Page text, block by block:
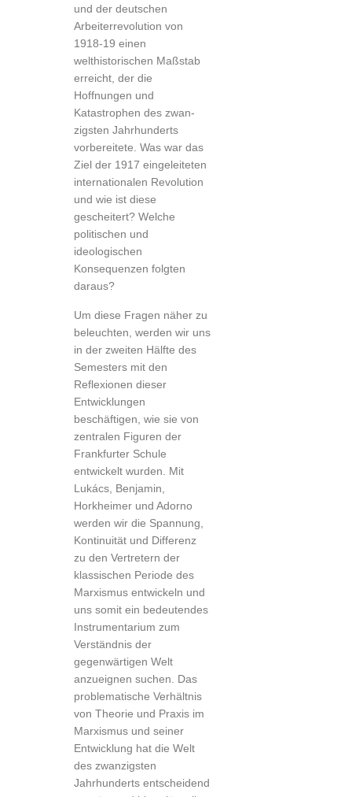
und der deutschen
Arbeiterrevolution von
1918-19 einen
welthistorischen Maßstab
erreicht, der die
Hoffnungen und
Katastrophen des zwan­
zigsten Jahrhunderts
vorbereitete. Was war das
Ziel der 1917 eingeleiteten
internationalen Revolution
und wie ist diese
gescheitert? Welche
politischen und
ideologischen
Konsequenzen folgten
daraus?
Um diese Fragen näher zu
beleuchten, werden wir uns
in der zweiten Hälfte des
Semesters mit den
Reflexionen dieser
Entwicklungen
beschäftigen, wie sie von
zentralen Figuren der
Frankfurter Schule
entwickelt wurden. Mit
Lukács, Benjamin,
Horkheimer und Adorno
werden wir die Spannung,
Kontinuität und Differenz
zu den Vertretern der
klassischen Periode des
Marxismus entwickeln und
uns somit ein bedeutendes
Instrumentarium zum
Verständnis der
gegenwärtigen Welt
anzueignen suchen. Das
problematische Verhältnis
von Theorie und Pra­xis im
Marxismus und seiner
Entwicklung hat die Welt
des zwanzigsten
Jahrhunderts entschei­dend